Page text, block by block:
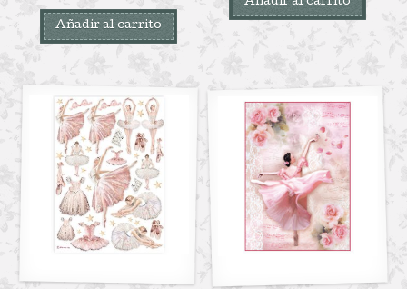
Añadir al carrito
Añadir al carrito